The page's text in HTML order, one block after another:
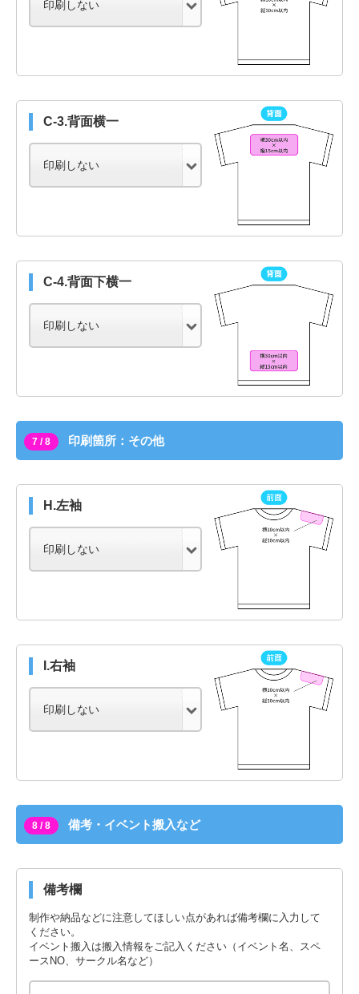
C-3.背面横一
C-4.背面下横一
7 / 8 印刷箇所：その他
H.左袖
I.右袖
8 / 8 備考・イベント搬入など
備考欄
制作や納品などに注意してほしい点があれば備考欄に入力して
ください。
イベント搬入は搬入情報をご記入ください（イベント名、スペ
ースNO、サークル名など）